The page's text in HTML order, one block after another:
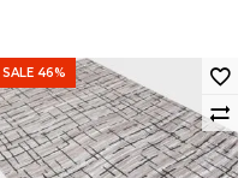
SALE 46%